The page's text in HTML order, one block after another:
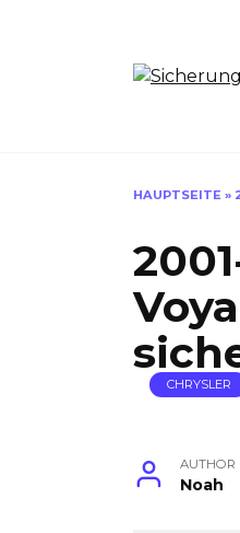
HAUPTSEITE »
CHRYSLER
AUTHOR
Noah